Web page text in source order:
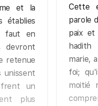
et la
établies
faut en
devront
retenue
unissent
un
plus
Cette
parole
paix
marie,
foi;
moitié